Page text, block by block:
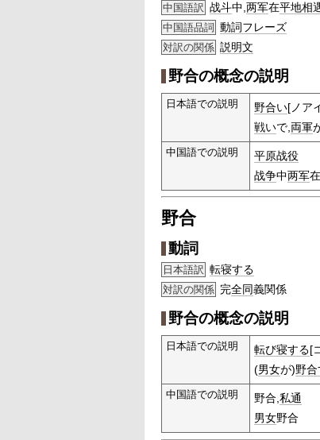
中国語訳 战斗中, 两军在平地相
中国語品詞 動詞フレーズ
対訳の関係 説明文
野合の概念の説明
日本語での説明 野合い[ノア
戦いで, 両軍
中国語での説明 平原战役
战争中两军在
野合
動詞
日本語訳 転寝する
対訳の関係 完全同義関係
野合の概念の説明
日本語での説明 転び寝する[
(男女が)野合
中国語での説明 野合,私通
男女野合